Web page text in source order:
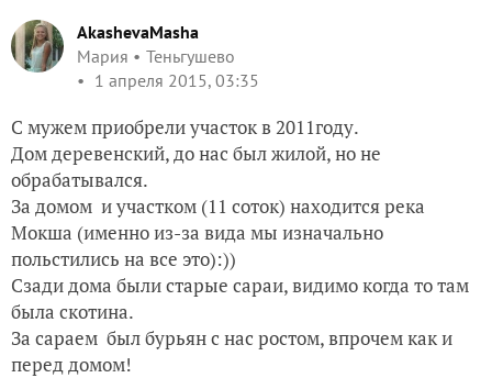
AkashevaMasha
Мария
Теньгушево
1 апреля 2015, 03:35
С мужем приобрели участок в 2011году.
Дом деревенский, до нас был жилой, но не
обрабатывался.
За домом и участком (11 соток) находится река
Мокша (именно из-за вида мы изначально
польстились на все это):))
Сзади дома были старые сараи, видимо когда то там
была скотина.
За сараем был бурьян с нас ростом, впрочем как и
перед домом!